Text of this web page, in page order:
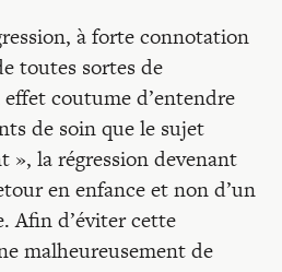
à forte connotation
toutes sortes de
coutume d’entendre
de soin que le sujet
», la régression devenant
en enfance et non d’un
Afin d’éviter cette
malheureusement de